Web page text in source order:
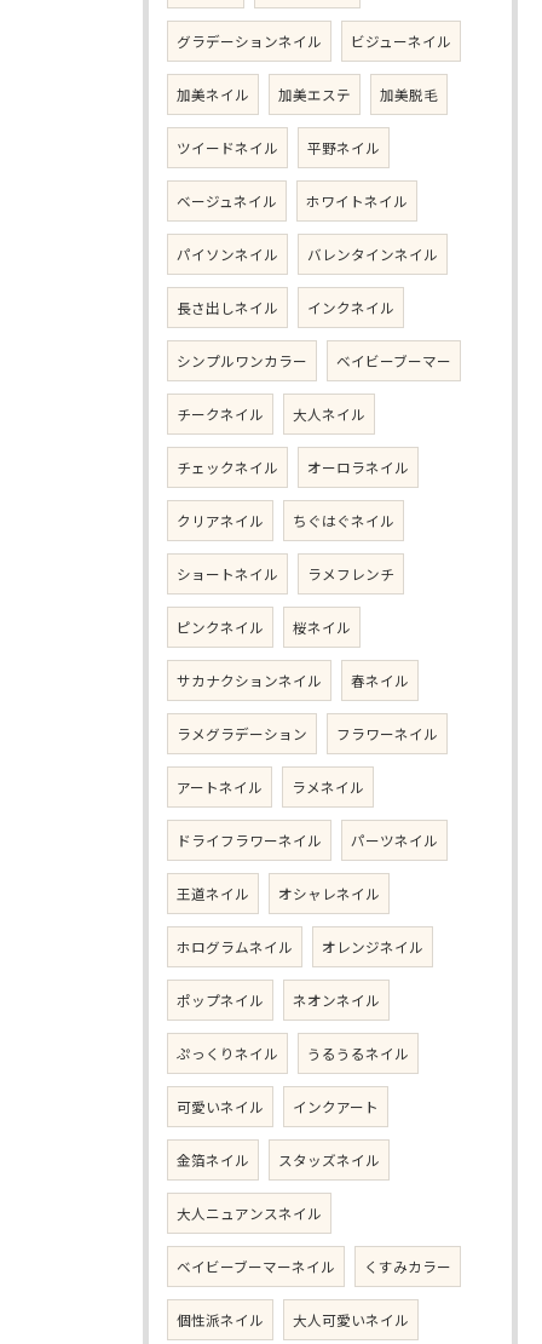
グラデーションネイル ビジューネイル
加美ネイル 加美エステ 加美脱毛
ツイードネイル 平野ネイル
ベージュネイル ホワイトネイル
パイソンネイル バレンタインネイル
長さ出しネイル インクネイル
シンプルワンカラー ベイビーブーマー
チークネイル 大人ネイル
チェックネイル オーロラネイル
クリアネイル ちぐはぐネイル
ショートネイル ラメフレンチ
ピンクネイル 桜ネイル
サカナクションネイル 春ネイル
ラメグラデーション フラワーネイル
アートネイル ラメネイル
ドライフラワーネイル パーツネイル
王道ネイル オシャレネイル
ホログラムネイル オレンジネイル
ポップネイル ネオンネイル
ぷっくりネイル うるうるネイル
可愛いネイル インクアート
金箔ネイル スタッズネイル
大人ニュアンスネイル
ベイビーブーマーネイル くすみカラー
個性派ネイル 大人可愛いネイル